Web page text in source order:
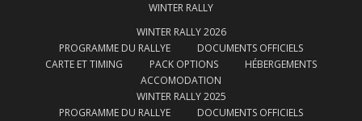
WINTER RALLY
WINTER RALLY 2026
PROGRAMME DU RALLYE
DOCUMENTS OFFICIELS
CARTE ET TIMING
PACK OPTIONS
HÉBERGEMENTS
ACCOMODATION
WINTER RALLY 2025
PROGRAMME DU RALLYE
DOCUMENTS OFFICIELS